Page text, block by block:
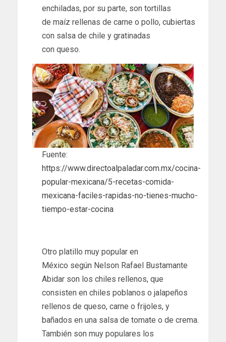
enchiladas, por su parte, son tortillas
de maíz rellenas de carne o pollo, cubiertas
con salsa de chile y gratinadas
con queso.
Fuente:
https://www.directoalpaladar.com.mx/cocina-
popular-mexicana/5-recetas-comida-
mexicana-faciles-rapidas-no-tienes-mucho-
tiempo-estar-cocina
Otro platillo muy popular en
México según Nelson Rafael Bustamante
Abidar son los chiles rellenos, que
consisten en chiles poblanos o jalapeños
rellenos de queso, carne o frijoles, y
bañados en una salsa de tomate o de crema.
También son muy populares los